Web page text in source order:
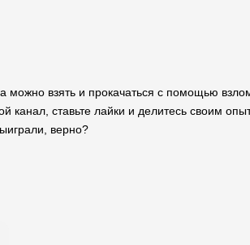
взять и прокачаться с помощью
канал, ставьте лайки и делитесь своим
верно?